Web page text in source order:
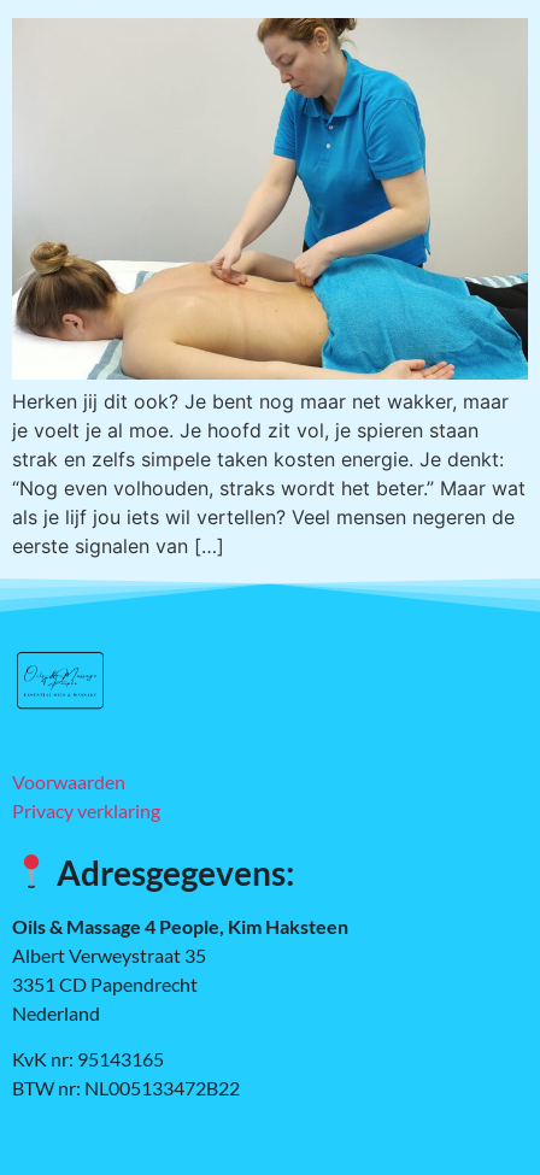
Herken jij dit ook? Je bent nog maar net wakker, maar
je voelt je al moe. Je hoofd zit vol, je spieren staan
strak en zelfs simpele taken kosten energie. Je denkt:
“Nog even volhouden, straks wordt het beter.” Maar wat
als je lijf jou iets wil vertellen? Veel mensen negeren de
eerste signalen van […]
Voorwaarden
Privacy verklaring
Adresgegevens:
Oils & Massage 4 People, Kim Haksteen
Albert Verweystraat 35
3351 CD Papendrecht
Nederland
KvK nr: 95143165
BTW nr: NL005133472B22